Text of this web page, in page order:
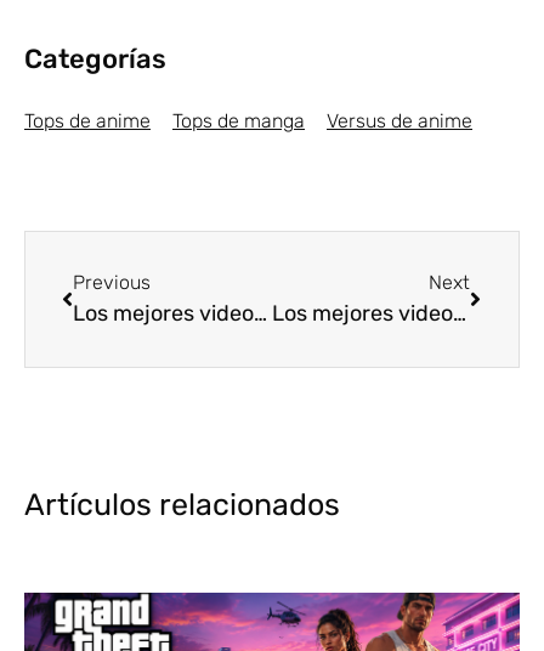
Categorías
Tops de anime Tops de manga Versus de anime
Previous
Los mejores videojuegos de vampiros [Top5]
Next
Los mejores videojuegos de Pelea [Top5]
Artículos relacionados